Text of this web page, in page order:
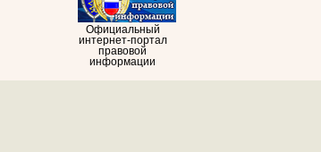
Официальный
интернет-портал
правовой
информации